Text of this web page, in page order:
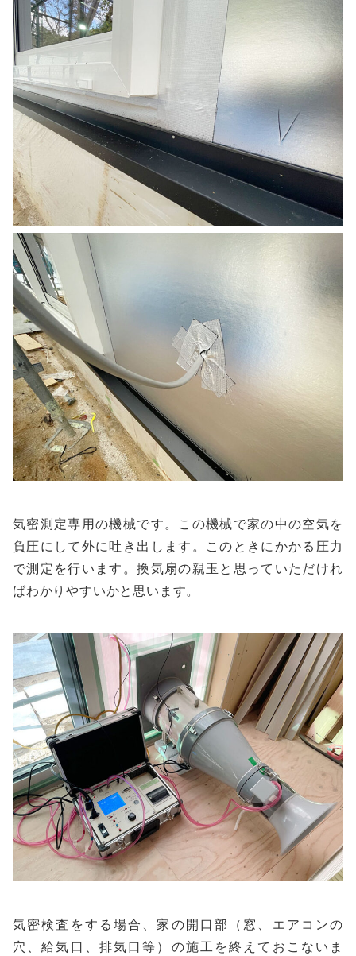
気密測定専用の機械です。この機械で家の中の空気を
負圧にして外に吐き出します。このときにかかる圧力
で測定を行います。換気扇の親玉と思っていただけれ
ばわかりやすいかと思います。
気密検査をする場合、家の開口部（窓、エアコンの
穴、給気口、排気口等）の施工を終えておこないま